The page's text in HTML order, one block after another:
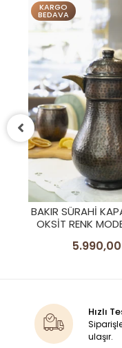
KARGO
BEDAVA
BAKIR SÜRAHI
BAKIR RENK
5.990,00
Hızlı
ulaşır.